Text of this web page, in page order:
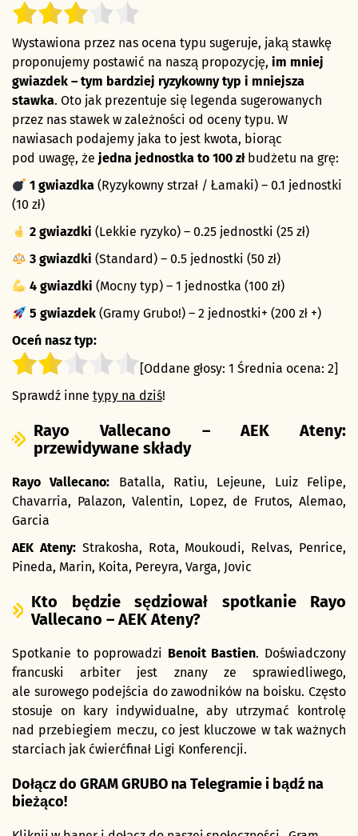
Wystawiona przez nas ocena typu sugeruje, jaką stawkę
proponujemy postawić na naszą propozycję, im mniej
gwiazdek – tym bardziej ryzykowny typ i mniejsza
stawka. Oto jak prezentuje się legenda sugerowanych
przez nas stawek w zależności od oceny typu. W
nawiasach podajemy jaka to jest kwota, biorąc
pod uwagę, że jedna jednostka to 100 złbudżetu na grę:
1 gwiazdka (Ryzykowny strzał / Łamaki) – 0.1 jednostki
(10 zł)
2 gwiazdki (Lekkie ryzyko) – 0.25 jednostki (25 zł)
3 gwiazdki (Standard) – 0.5 jednostki (50 zł)
4 gwiazdki (Mocny typ) – 1 jednostka (100 zł)
5 gwiazdek (Gramy Grubo!) – 2 jednostki+ (200 zł +)
Oceń nasz typ:
[Oddane głosy: 1 Średnia ocena: 2]
Sprawdź inne typy na dziś!
Rayo Vallecano – AEK Ateny:
przewidywane składy
Rayo Vallecano: Batalla, Ratiu, Lejeune, Luiz Felipe,
Chavarria, Palazon, Valentin, Lopez, de Frutos, Alemao,
Garcia
AEK Ateny:Strakosha, Rota, Moukoudi, Relvas, Penrice,
Pineda, Marin, Koita, Pereyra, Varga, Jovic
Kto będzie sędziował spotkanie Rayo
Vallecano – AEK Ateny?
Spotkanie to poprowadzi Benoit Bastien. Doświadczony
francuski arbiter jest znany ze sprawiedliwego,
ale surowego podejścia do zawodników na boisku. Często
stosuje on kary indywidualne, aby utrzymać kontrolę
nad przebiegiem meczu, co jest kluczowe w tak ważnych
starciach jak ćwierćfinał Ligi Konferencji.
Dołącz do GRAM GRUBO na Telegramie i bądź na
bieżąco!